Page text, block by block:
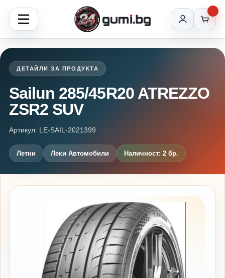
ДЕТАЙЛИ ЗА ПРОДУКТА
Sailun 285/45R20 ATREZZO
ZSR2 SUV
Артикул: LE-SAIL-2021399
Летни Леки Автомобили Наличност: 2 бр.